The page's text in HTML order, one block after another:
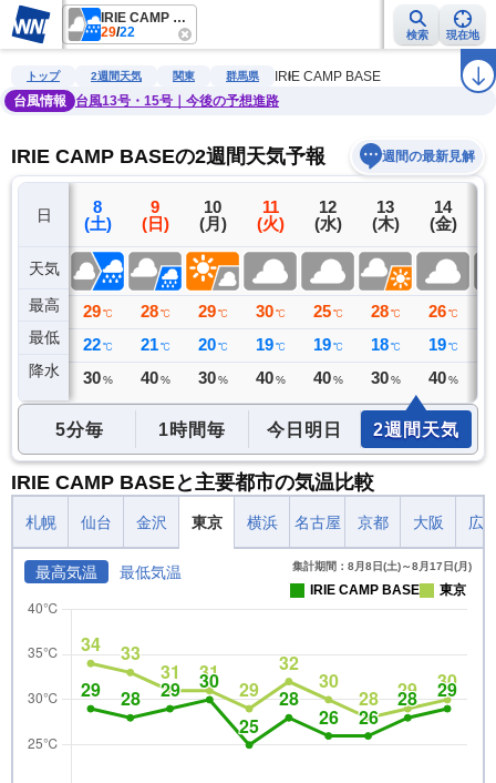
IRIE CAMP BASE
29/22 検索 現在地
雨雲レーダー 台風情報 地震情報 警報・注意報 ラ
トップ 2週間天気 関東 群馬県
IRIE CAMP BASE
台風情報
台風13号・15号｜今後の予想進路
IRIE CAMP BASEの2週間天気予報 週間の最新見解
日
天気
最高
最低
降水
7
(金)
32 ℃
23 ℃
0 ミリ
8
(土)
29 ℃
22 ℃
30 %
9
(日)
28 ℃
21 ℃
40 %
10
(月)
29 ℃
20 ℃
30 %
11
(火)
30 ℃
19 ℃
40 %
12
(水)
25 ℃
19 ℃
40 %
13
(木)
28 ℃
18 ℃
30 %
14
(金)
26 ℃
19 ℃
40 %
5分毎 1時間毎 今日明日 2週間天気
IRIE CAMP BASEと主要都市の気温比較
札幌 仙台 金沢 東京 横浜 名古屋 京都 大阪 広
最高気温 最低気温 集計期間：8月8日(土)～8月17日(月)
IRIE CAMP BASE 東京